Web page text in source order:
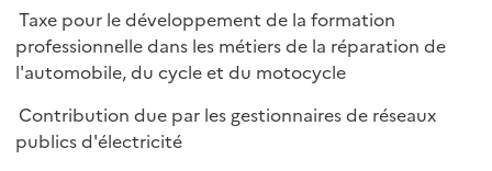
r
p
l
i
e
r
Taxe pour le développement de la formation
professionnelle dans les métiers de la réparation de
l'automobile, du cycle et du motocycle
Contribution due par les gestionnaires de réseaux
publics d'électricité